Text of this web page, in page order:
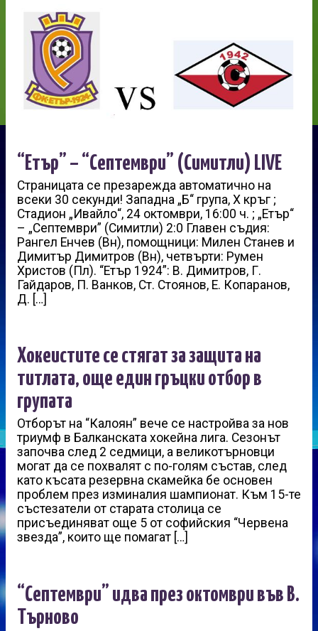
“Етър” – “Септември” (Симитли) LIVE
Страницата се презарежда автоматично на
всеки 30 секунди! Западна „Б“ група, X кръг ;
Стадион „Ивайло“, 24 октомври, 16:00 ч. ; „Етър“
– „Септември” (Симитли) 2:0 Главен съдия:
Рангел Енчев (Вн), помощници: Милен Станев и
Димитър Димитров (Вн), четвърти: Румен
Христов (Пл). “Етър 1924”: В. Димитров, Г.
Гайдаров, П. Ванков, Ст. Стоянов, Е. Копаранов,
Д. […]
Хокеистите се стягат за защита на
титлата, още един гръцки отбор в
групата
Отборът на “Калоян” вече се настройва за нов
триумф в Балканската хокейна лига. Сезонът
започва след 2 седмици, а великотърновци
могат да се похвалят с по-голям състав, след
като късата резервна скамейка бе основен
проблем през изминалия шампионат. Към 15-те
състезатели от старата столица се
присъединяват още 5 от софийския “Червена
звезда”, които ще помагат […]
“Септември” идва през октомври във В.
Търново